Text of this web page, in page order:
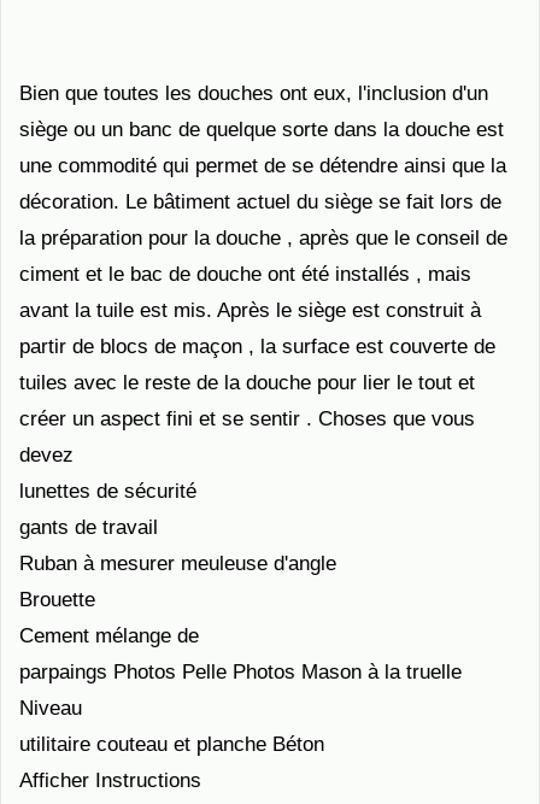
Bien que toutes les douches ont eux, l'inclusion d'un
siège ou un banc de quelque sorte dans la douche est
une commodité qui permet de se détendre ainsi que la
décoration. Le bâtiment actuel du siège se fait lors de
la préparation pour la douche , après que le conseil de
ciment et le bac de douche ont été installés , mais
avant la tuile est mis. Après le siège est construit à
partir de blocs de maçon , la surface est couverte de
tuiles avec le reste de la douche pour lier le tout et
créer un aspect fini et se sentir . Choses que vous
devez
lunettes de sécurité
gants de travail
Ruban à mesurer meuleuse d'angle
Brouette
Cement mélange de
parpaings Photos Pelle Photos Mason à la truelle
Niveau
utilitaire couteau et planche Béton
Afficher Instructions